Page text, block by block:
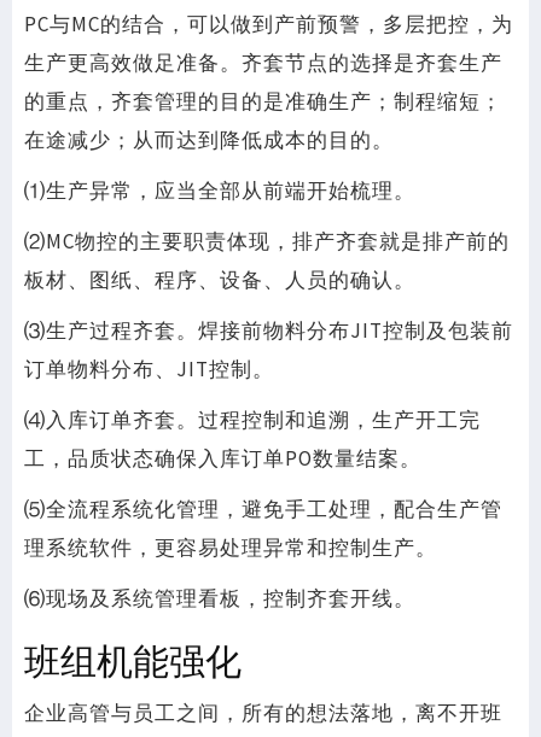
PC与MC的结合，可以做到产前预警，多层把控，为
生产更高效做足准备。齐套节点的选择是齐套生产
的重点，齐套管理的目的是准确生产；制程缩短；
在途减少；从而达到降低成本的目的。
⑴生产异常，应当全部从前端开始梳理。
⑵MC物控的主要职责体现，排产齐套就是排产前的
板材、图纸、程序、设备、人员的确认。
⑶生产过程齐套。焊接前物料分布JIT控制及包装前
订单物料分布、JIT控制。
⑷入库订单齐套。过程控制和追溯，生产开工完
工，品质状态确保入库订单PO数量结案。
⑸全流程系统化管理，避免手工处理，配合生产管
理系统软件，更容易处理异常和控制生产。
⑹现场及系统管理看板，控制齐套开线。
班组机能强化
企业高管与员工之间，所有的想法落地，离不开班